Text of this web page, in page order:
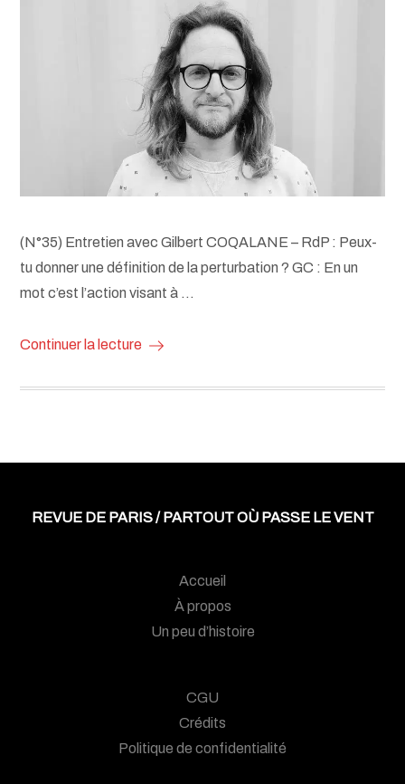
(N°35) Entretien avec Gilbert COQALANE – RdP : Peux-
tu donner une définition de la perturbation ? GC : En un
mot c’est l’action visant à …
Continuer la lecture
REVUE DE PARIS / PARTOUT OÙ PASSE LE VENT
Accueil
À propos
Un peu d’histoire
CGU
Crédits
Politique de confidentialité